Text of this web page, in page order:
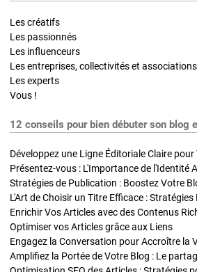
Les créatifs
Les passionnés
Les influenceurs
Les entreprises, collectivités et associations
Les experts
Vous !
12 conseils pour bien débuter son blog
Développez une Ligne Éditoriale Claire
Présentez-vous : L'Importance de l'Identité
L'Art de Choisir un Titre Efficace : Stratégies
Optimiser vos Articles grâce aux Liens
Engagez la Conversation pour Accroître la
Amplifiez la Portée de Votre Blog : Le